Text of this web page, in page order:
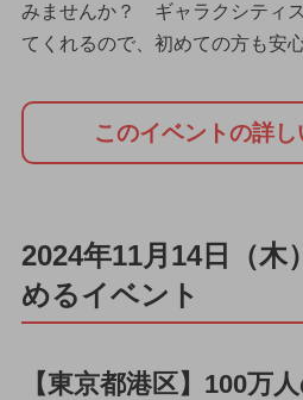
みませんか？ ギャラクシティ
てくれるので、初めての方も安
このイベントの詳
2024年11月14日（木
めるイベント
【東京都港区】100万